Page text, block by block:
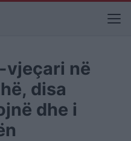
vjeçari në
disa
dhe i